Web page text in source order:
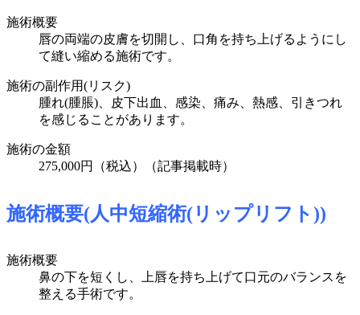
施術概要
唇の両端の皮膚を切開し、口角を持ち上げるようにし
て縫い縮める施術です。
施術の副作用(リスク)
腫れ(腫脹)、皮下出血、感染、痛み、熱感、引きつれ
を感じることがあります。
施術の金額
275,000円（税込）
（記事掲載時）
施術概要(人中短縮術(リップリフト))
施術概要
鼻の下を短くし、上唇を持ち上げて口元のバランスを
整える手術です。